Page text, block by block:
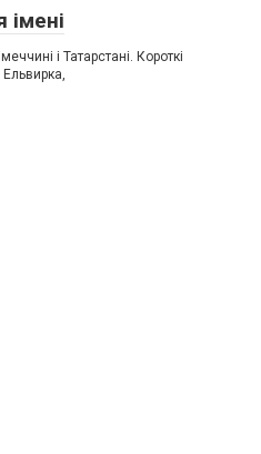
імені
і Татарстані. Короткі
Ельвирка,